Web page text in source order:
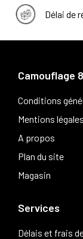
Délai de
Camouflage
Conditions
Mentions légales
A propos
Plan du site
Magasin
Services
Délais et frais